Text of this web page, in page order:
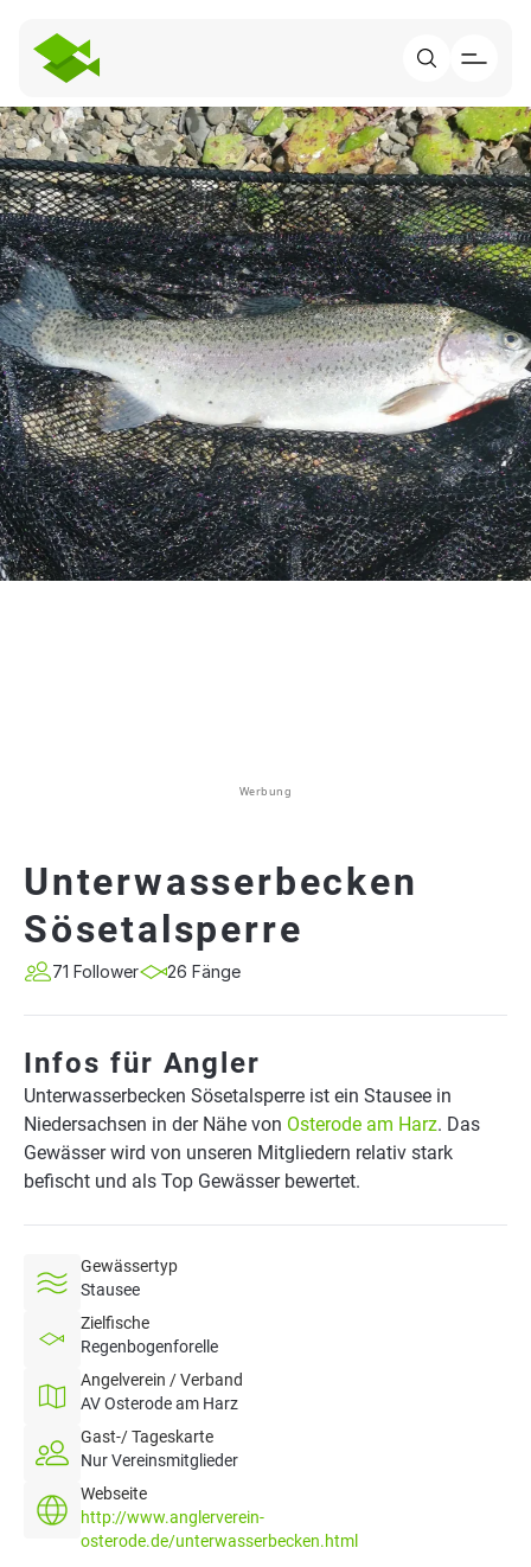
Werbung
Unterwasserbecken
Sösetalsperre
71 Follower 26 Fänge
Infos für Angler
Unterwasserbecken Sösetalsperre ist ein Stausee in
Niedersachsen in der Nähe von Osterode am Harz. Das
Gewässer wird von unseren Mitgliedern relativ stark
befischt und als Top Gewässer bewertet.
Gewässertyp
Stausee
Zielfische
Regenbogenforelle
Angelverein / Verband
AV Osterode am Harz
Gast-/ Tageskarte
Nur Vereinsmitglieder
Webseite
http://www.anglerverein-
osterode.de/unterwasserbecken.html